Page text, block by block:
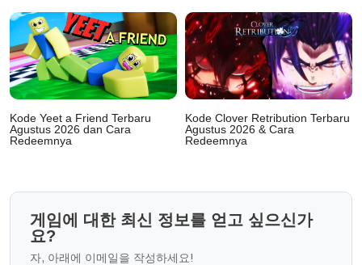
Kode Yeet a Friend Terbaru
Agustus 2026 dan Cara
Redeemnya
Kode Clover Retribution Terbaru
Agustus 2026 & Cara
Redeemnya
게임에 대한 최신 정보를 얻고 싶으신가
요?
자, 아래에 이메일을 작성하세요!